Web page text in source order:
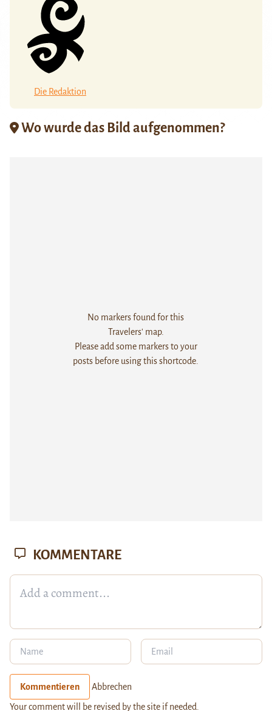
Die Redaktion
Wo wurde das Bild aufgenommen?
No markers found for this
Travelers' map.
Please add some markers to your
posts before using this shortcode.
KOMMENTARE
Kommentieren Abbrechen
Your comment will be revised by the site if needed.